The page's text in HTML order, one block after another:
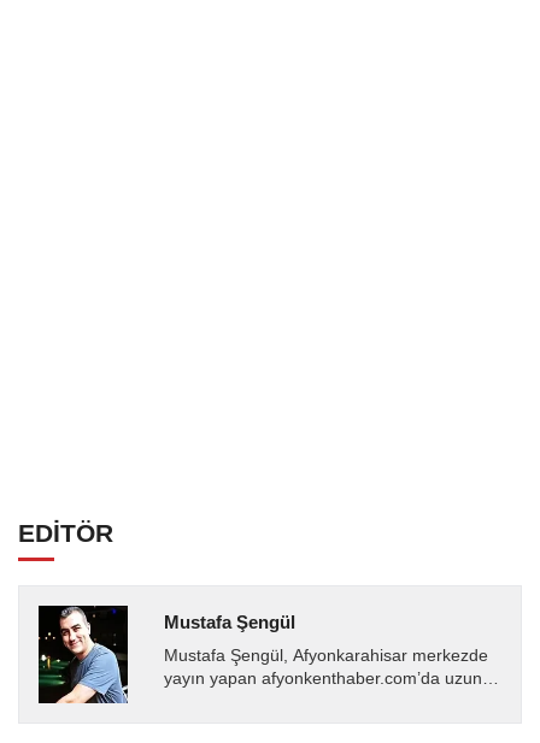
EDİTÖR
Mustafa Şengül
Mustafa Şengül, Afyonkarahisar merkezde
yayın yapan afyonkenthaber.com’da uzun
almakta, haber akışı...